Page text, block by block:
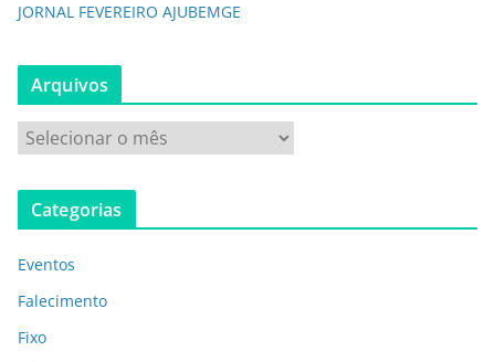
JORNAL FEVEREIRO AJUBEMGE
Arquivos
Categorias
Eventos
Falecimento
Fixo